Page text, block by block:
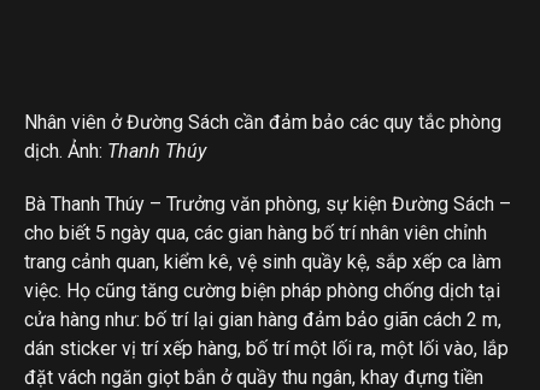
Nhân viên ở Đường Sách cần đảm bảo các quy tắc phòng
dịch. Ảnh: Thanh Thúy
Bà Thanh Thúy – Trưởng văn phòng, sự kiện Đường Sách –
cho biết 5 ngày qua, các gian hàng bố trí nhân viên chỉnh
trang cảnh quan, kiểm kê, vệ sinh quầy kệ, sắp xếp ca làm
việc. Họ cũng tăng cường biện pháp phòng chống dịch tại
cửa hàng như: bố trí lại gian hàng đảm bảo giãn cách 2 m,
dán sticker vị trí xếp hàng, bố trí một lối ra, một lối vào, lắp
đặt vách ngăn giọt bắn ở quầy thu ngân, khay đựng tiền